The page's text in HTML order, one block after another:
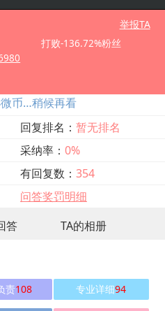
举报TA
打败-136.72%粉丝
币…稍候再看
回复排名： 暂无排名
采纳率： 0%
有回复数： 354
问答奖罚明细
答 TA的相册
责108 专业详细94